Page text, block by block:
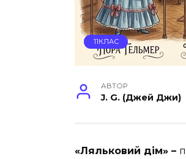
11КЛАС
АВТОР
J. G. (Джей Джи)
«Ляльковий дім» –